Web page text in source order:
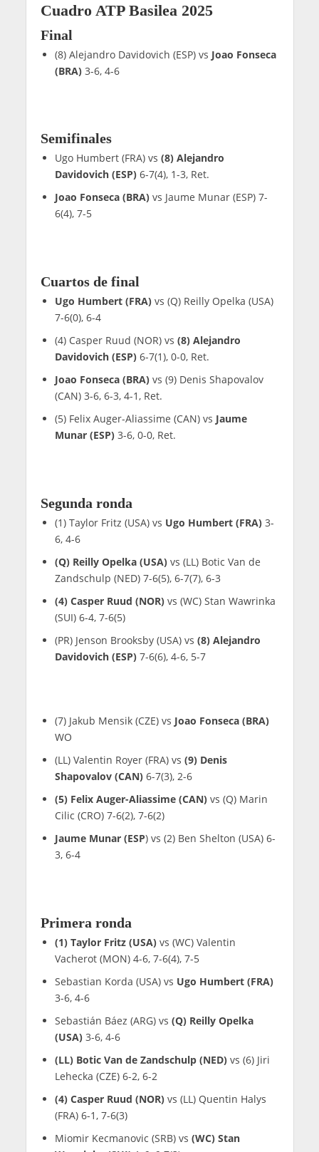
Cuadro ATP Basilea 2025
Final
(8) Alejandro Davidovich (ESP) vs Joao Fonseca
(BRA)3-6, 4-6
Semifinales
Ugo Humbert (FRA) vs (8) Alejandro
Davidovich (ESP)6-7(4), 1-3, Ret.
Joao Fonseca (BRA)vs Jaume Munar (ESP) 7-
6(4), 7-5
Cuartos de final
Ugo Humbert (FRA)vs (Q) Reilly Opelka (USA)
7-6(0), 6-4
(4) Casper Ruud (NOR) vs (8) Alejandro
Davidovich (ESP)6-7(1), 0-0, Ret.
Joao Fonseca (BRA)vs (9) Denis Shapovalov
(CAN) 3-6, 6-3, 4-1, Ret.
(5) Felix Auger-Aliassime (CAN) vs Jaume
Munar (ESP)3-6, 0-0, Ret.
Segunda ronda
(1) Taylor Fritz (USA) vs Ugo Humbert (FRA)3-
6, 4-6
(Q) Reilly Opelka (USA)vs (LL) Botic Van de
Zandschulp (NED) 7-6(5), 6-7(7), 6-3
(4) Casper Ruud (NOR)vs (WC) Stan Wawrinka
(SUI) 6-4, 7-6(5)
(PR) Jenson Brooksby (USA) vs (8) Alejandro
Davidovich (ESP)7-6(6), 4-6, 5-7
(7) Jakub Mensik (CZE) vs Joao Fonseca (BRA)
WO
(LL) Valentin Royer (FRA) vs (9) Denis
Shapovalov (CAN)6-7(3), 2-6
(5) Felix Auger-Aliassime (CAN)vs (Q) Marin
Cilic (CRO) 7-6(2), 7-6(2)
Jaume Munar (ESP) vs (2) Ben Shelton (USA) 6-
3, 6-4
Primera ronda
(1) Taylor Fritz (USA)vs (WC) Valentin
Vacherot (MON) 4-6, 7-6(4), 7-5
Sebastian Korda (USA) vs Ugo Humbert (FRA)
3-6, 4-6
Sebastián Báez (ARG) vs (Q) Reilly Opelka
(USA)3-6, 4-6
(LL) Botic Van de Zandschulp (NED)vs (6) Jiri
Lehecka (CZE) 6-2, 6-2
(4) Casper Ruud (NOR)vs (LL) Quentin Halys
(FRA) 6-1, 7-6(3)
Miomir Kecmanovic (SRB) vs (WC) Stan